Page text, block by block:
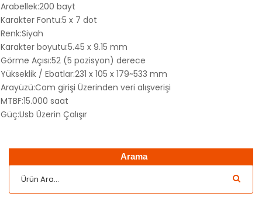
Arabellek:200 bayt
Karakter Fontu:5 x 7 dot
Renk:Siyah
Karakter boyutu:5.45 x 9.15 mm
Görme Açısı:52 (5 pozisyon) derece
Yükseklik / Ebatlar:231 x 105 x 179~533 mm
Arayüzü:Com girişi Üzerinden veri alışverişi
MTBF:15.000 saat
Güç:Usb Üzerin Çalışır
Arama